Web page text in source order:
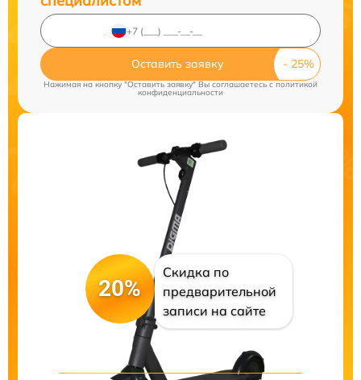
Оставить заявку
Нажимая на кнопку "Оставить заявку" Вы соглашаетесь c политикой
конфиденциальности
20%
Скидка по
предварительной
записи на сайте